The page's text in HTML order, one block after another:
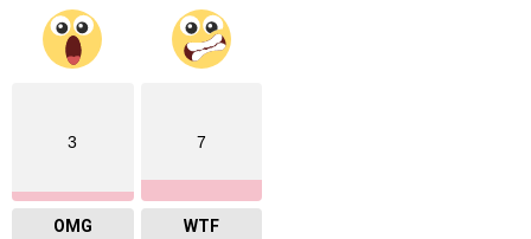
3
OMG
7
WTF